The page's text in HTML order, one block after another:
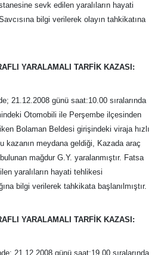
sevk edilen yaralıların hayati
bilgi verilerek olayın tahkikatına
YARALAMALI TARFİK KAZASI:
21.12.2008 günü saat:10.00 sıralarında
Otomobili ile Perşembe ilçesinden
Bolaman Beldesi girişindeki viraja hızlı
kazanın meydana geldiği, Kazada araç
mağdur G.Y. yaralanmıştır. Fatsa
yaralıların hayati tehlikesi
bilgi verilerek tahkikata başlanılmıştır.
YARALAMALI TARFİK KAZASI:
21.12.2008 günü saat:19.00 sıralarında